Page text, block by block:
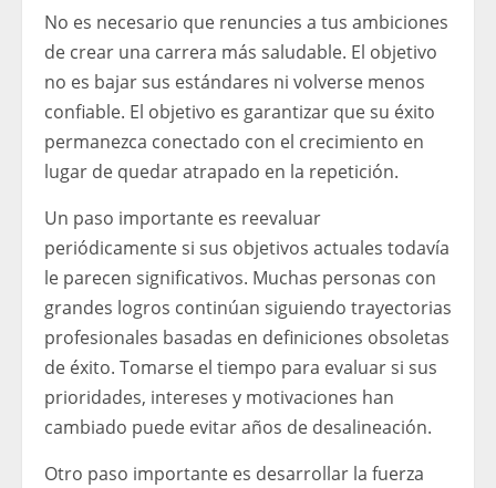
No es necesario que renuncies a tus ambiciones
de crear una carrera más saludable. El objetivo
no es bajar sus estándares ni volverse menos
confiable. El objetivo es garantizar que su éxito
permanezca conectado con el crecimiento en
lugar de quedar atrapado en la repetición.
Un paso importante es reevaluar
periódicamente si sus objetivos actuales todavía
le parecen significativos. Muchas personas con
grandes logros continúan siguiendo trayectorias
profesionales basadas en definiciones obsoletas
de éxito. Tomarse el tiempo para evaluar si sus
prioridades, intereses y motivaciones han
cambiado puede evitar años de desalineación.
Otro paso importante es desarrollar la fuerza